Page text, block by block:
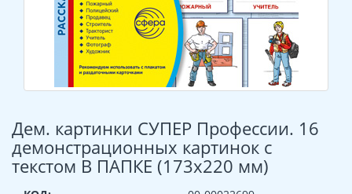
Дем. картинки СУПЕР Профессии. 16
демонстрационных картинок с
текстом В ПАПКЕ (173х220 мм)